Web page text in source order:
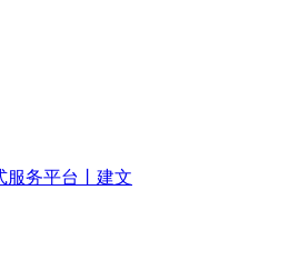
服务平台丨建文